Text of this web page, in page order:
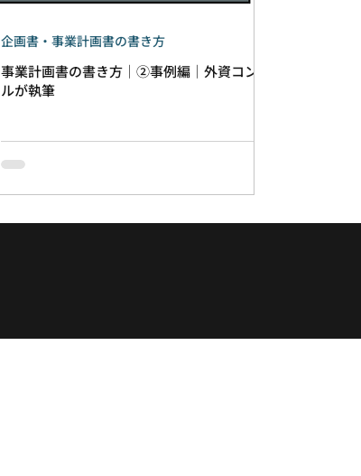
事業計画書の書き方｜②事例編｜外資コンサ
ルが執筆
企画書・事業計画書の書き方